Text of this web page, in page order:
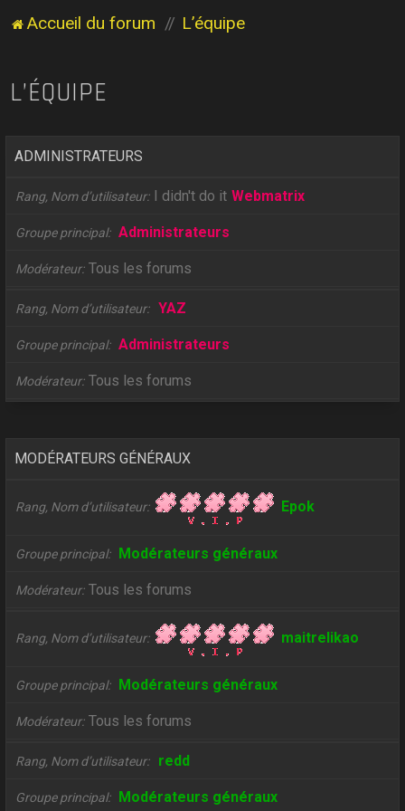
Accueil du forum L’équipe
L’ÉQUIPE
ADMINISTRATEURS
Rang, Nom d’utilisateur I didn't do it Webmatrix
Groupe principal Administrateurs
Modérateur Tous les forums
Rang, Nom d’utilisateur YAZ
Groupe principal Administrateurs
Modérateur Tous les forums
MODÉRATEURS GÉNÉRAUX
Rang, Nom d’utilisateur Epok
Groupe principal Modérateurs généraux
Modérateur Tous les forums
Rang, Nom d’utilisateur maitrelikao
Groupe principal Modérateurs généraux
Modérateur Tous les forums
Rang, Nom d’utilisateur redd
Groupe principal Modérateurs généraux